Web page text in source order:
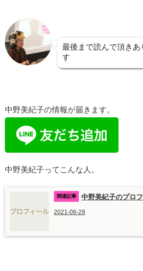
最後まで読んで頂きあ
す
中野美紀子の情報が届きます。
中野美紀子ってこんな人。
中野美紀子のプロ
2021-06-29